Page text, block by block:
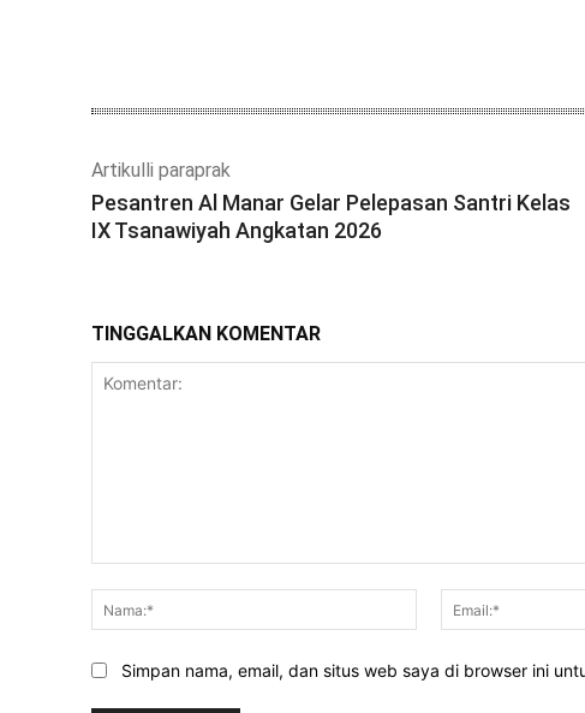
Artikulli paraprak
Pesantren Al Manar Gelar Pelepasan Santri Kelas
IX Tsanawiyah Angkatan 2026
TINGGALKAN KOMENTAR
Nama:*
Simpan nama, email, dan situs web saya di browser ini